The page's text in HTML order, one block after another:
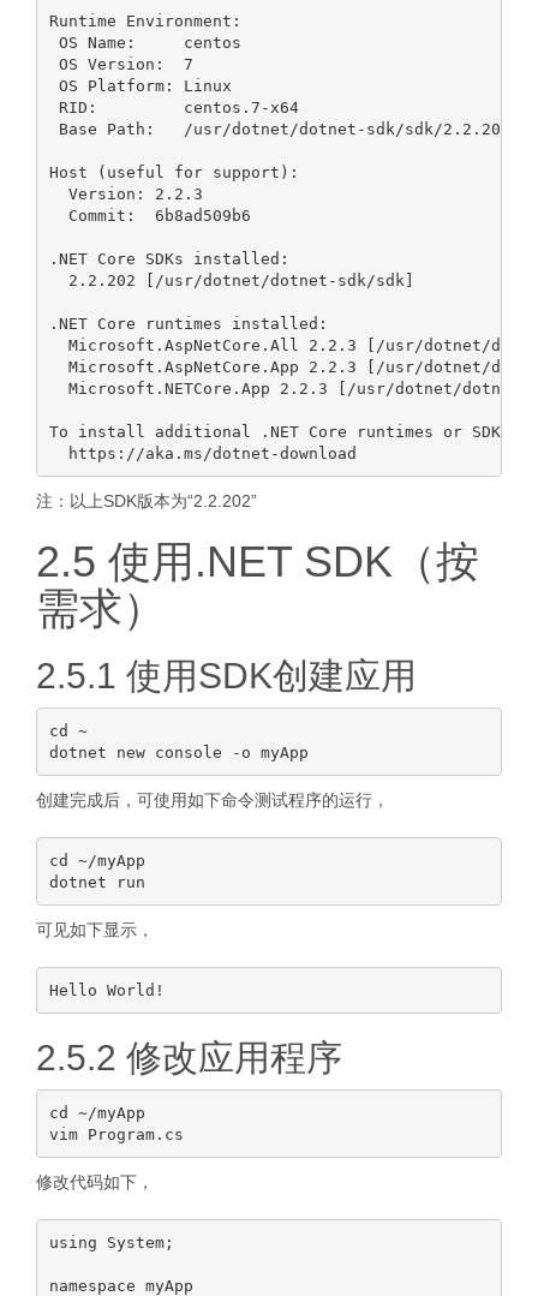
Runtime Environment:
OS Name:     centos
OS Version:  7
OS Platform: Linux
RID:         centos.7-x64
Base Path:   /usr/dotnet/dotnet-sdk/sdk/2.2.202/
Host (useful for support):
  Version: 2.2.3
  Commit:  6b8ad509b6
.NET Core SDKs installed:
  2.2.202 [/usr/dotnet/dotnet-sdk/sdk]
.NET Core runtimes installed:
Microsoft.AspNetCore.All 2.2.3 [/usr/dotnet/
Microsoft.AspNetCore.App 2.2.3 [/usr/dotnet/
Microsoft.NETCore.App 2.2.3 [/usr/dotnet/
To install additional .NET Core runtimes or SDKs:
注：以上SDK版本为“2.2.202”
2.5 使用.NET SDK（按
需求）
2.5.1 使用SDK创建应用
cd ~
创建完成后，可使用如下命令测试程序的运行，
cd ~/myApp
可见如下显示，
2.5.2 修改应用程序
cd ~/myApp
修改代码如下，
using System;
namespace myApp